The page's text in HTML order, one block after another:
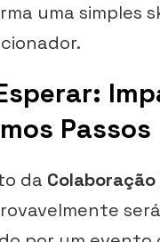
uma simples
Passos
da
será